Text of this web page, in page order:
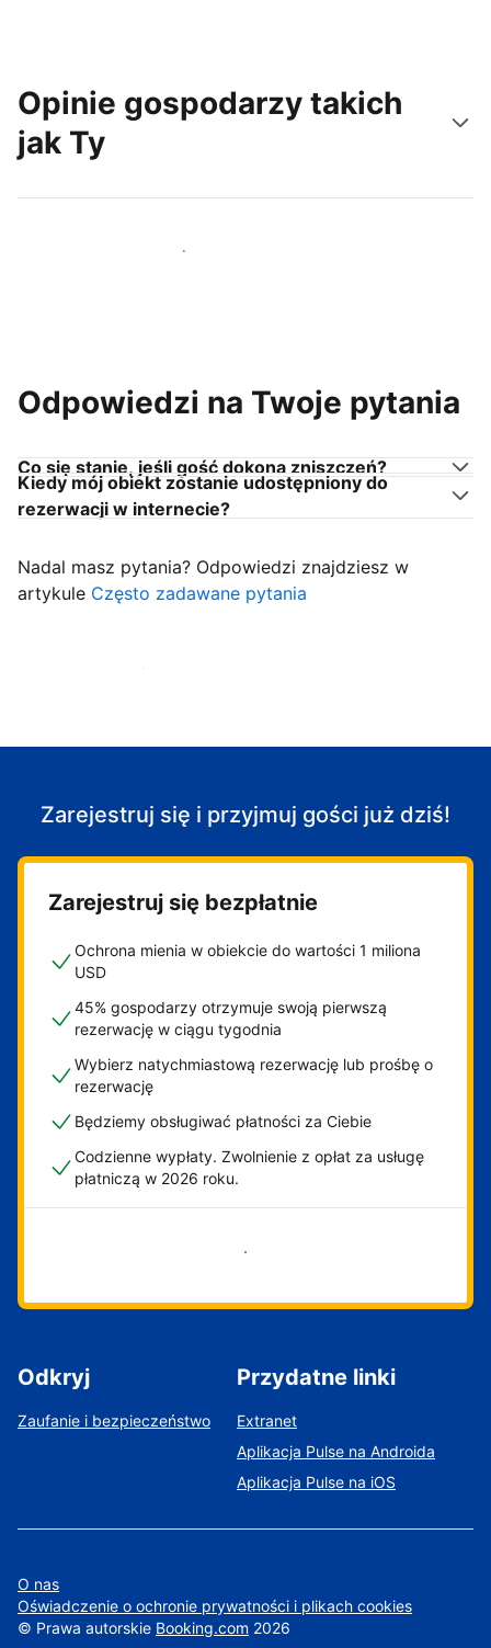
Opinie gospodarzy takich
jak Ty
Dołącz do gospodarzy takich jak Ty
Odpowiedzi na Twoje pytania
Co się stanie, jeśli gość dokona zniszczeń?
Kiedy mój obiekt zostanie udostępniony do
rezerwacji w internecie?
Nadal masz pytania? Odpowiedzi znajdziesz w
artykule Często zadawane pytania
Zacznij przyjmować gości
Zarejestruj się i przyjmuj gości już dziś!
Zarejestruj się bezpłatnie
Ochrona mienia w obiekcie do wartości 1 miliona
USD
45% gospodarzy otrzymuje swoją pierwszą
rezerwację w ciągu tygodnia
Wybierz natychmiastową rezerwację lub prośbę o
rezerwację
Będziemy obsługiwać płatności za Ciebie
Codzienne wypłaty. Zwolnienie z opłat za usługę
płatniczą w 2026 roku.
Zacznij już teraz
Odkryj
Zaufanie i bezpieczeństwo
Przydatne linki
Extranet
Aplikacja Pulse na Androida
Aplikacja Pulse na iOS
O nas
Oświadczenie o ochronie prywatności i plikach cookies
© Prawa autorskie Booking.com 2026